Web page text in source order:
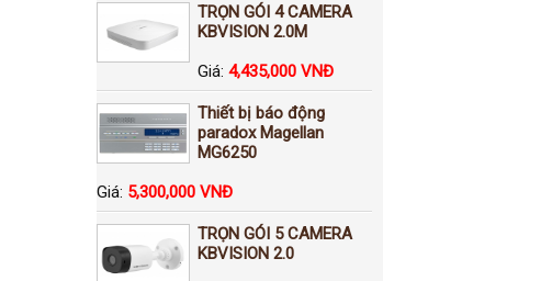
TRỌN GÓI 4 CAMERA
KBVISION 2.0M
Giá: 4,435,000 VNĐ
Thiết bị báo động
paradox Magellan
MG6250
Giá: 5,300,000 VNĐ
TRỌN GÓI 5 CAMERA
KBVISION 2.0